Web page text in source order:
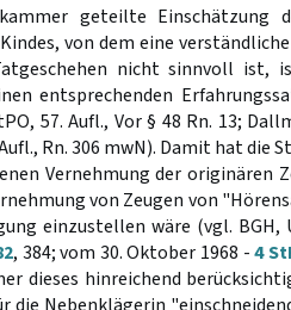
geteilte Einschätzung
von dem eine
nicht sinnvoll ist,
entsprechenden
57. Aufl., Vor § 48 Rn. 13;
Rn. 306 mwN). Damit hat die
Vernehmung der originären
von Zeugen von
einzustellen wäre (vgl.
, 384; vom 30. Oktober 1968 -4
dieses hinreichend